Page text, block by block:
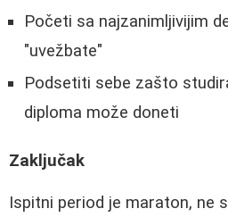
Početi sa najzanimljivijim
"uvežbate"
Podsetiti sebe zašto
diploma može doneti
Zaključak
Ispitni period je maraton, ne